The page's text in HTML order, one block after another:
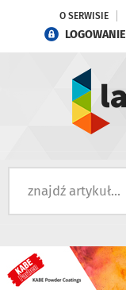
O SERWISIE
LOGOWANIE